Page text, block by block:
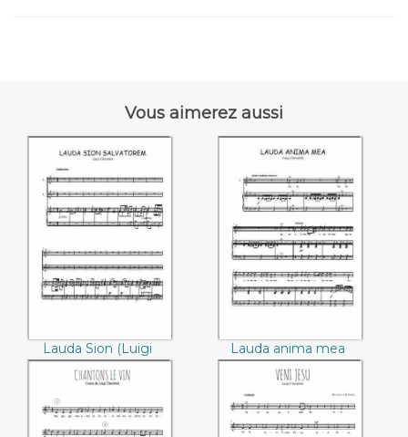
Vous aimerez aussi
Lauda Sion ((Luigi
Chérubini))
Lauda Sion (Luigi
Chérubini)
Lauda anima mea
((Luigi Chérubini))
Lauda anima mea
(Luigi Chérubini)
Chantons le vin Veni Jesu ((Luigi